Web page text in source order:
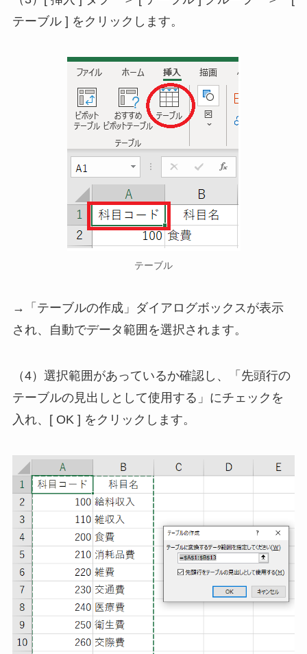
テーブル ] をクリックします。
テーブル
→「テーブルの作成」ダイアログボックスが表示
され、自動でデータ範囲を選択されます。
（4）選択範囲があっているか確認し、「先頭行の
テーブルの見出しとして使用する」にチェックを
入れ、[ OK ] をクリックします。